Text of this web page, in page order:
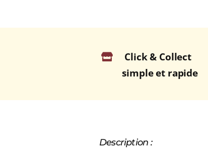
Click & Collect
simple et rapide
Description :